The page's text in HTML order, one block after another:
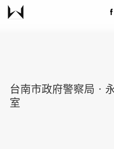
台南市政府警察局‧
室